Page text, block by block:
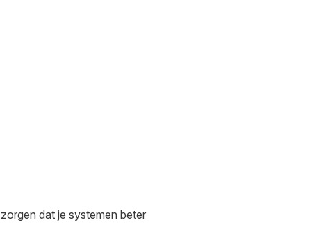
dat je systemen beter